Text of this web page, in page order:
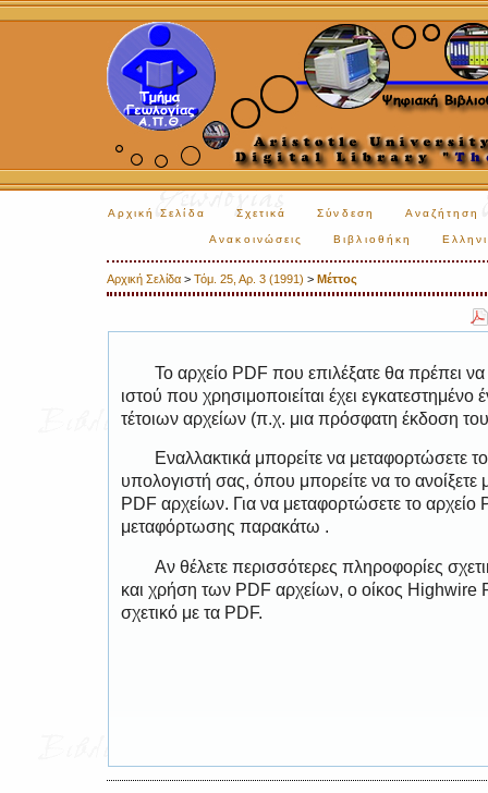
Αρχική Σελίδα Σχετικά Σύνδεση Αναζήτηση
Ανακοινώσεις Βιβλιοθήκη
Αρχική Σελίδα > Τόμ. 25, Αρ. 3 (1991) > Μέττος
Το αρχείο PDF που επιλέξατε θα πρέπει
ιστού που χρησιμοποιείται έχει
τέτοιων αρχείων (π.χ. μια πρόσφατη έκδοση
Εναλλακτικά μπορείτε να μεταφορτώσετε
υπολογιστή σας, όπου μπορείτε να το
PDF αρχείων. Για να μεταφορτώσετε το
μεταφόρτωσης παρακάτω .
Αν θέλετε περισσότερες πληροφορίες
και χρήση των PDF αρχείων, ο οίκος Highwire
σχετικό με τα PDF.